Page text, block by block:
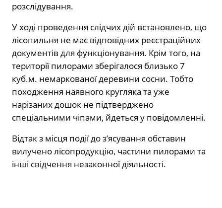
розслідування.
У ході проведення слідчих дій встановлено, що
лісопильня не має відповідних реєстраційних
документів для функціонування. Крім того, на
території пилорами зберігалося близько 7
куб.м. немаркованої деревини сосни. Тобто
походження наявного кругляка та уже
нарізаних дошок не підтверджено
спеціальними чіпами, йдеться у повідомленні.
Відтак з місця події до з’ясування обставин
вилучено лісопродукцію, частини пилорами та
інші свідчення незаконної діяльності.